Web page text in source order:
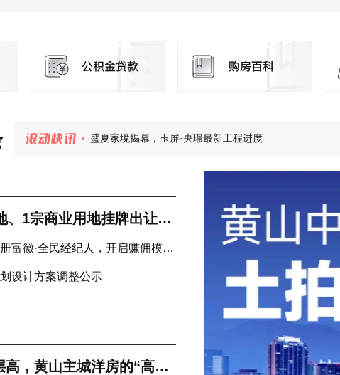
安澜轩｜不必将就的居住，从足够宽的楼间距开始
、1宗商业用地挂牌出让，
富徽·全民经纪人，开启赚佣模
设计方案调整公示
，黄山主城洋房的“高